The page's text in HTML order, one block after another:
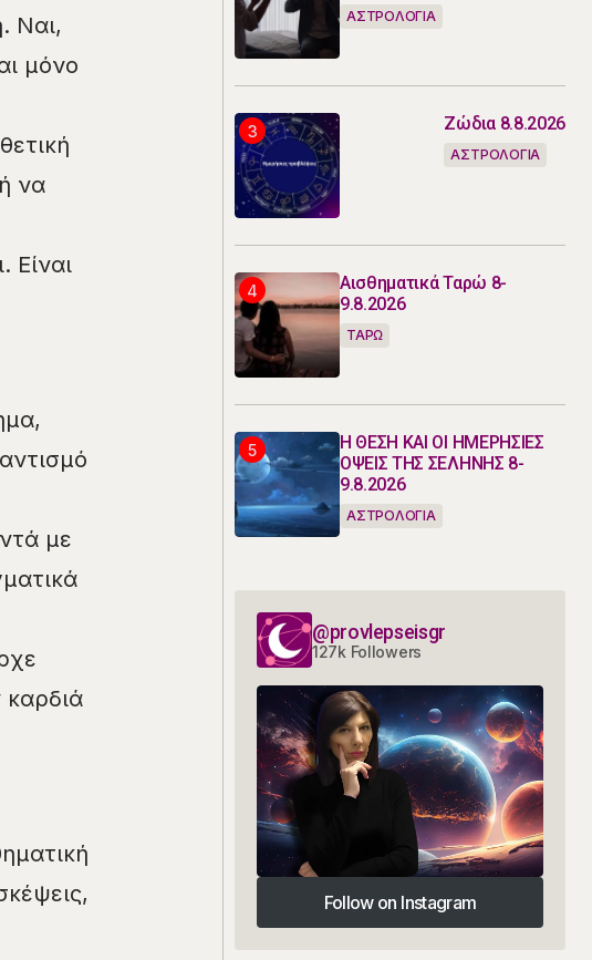
Ναι,
μόνο
να
Είναι
με
ΑΣΤΡΟΛΟΓΙΑ
Ζώδια 8.8.2026
ΑΣΤΡΟΛΟΓΙΑ
Αισθηματικά Ταρώ 8-
9.8.2026
ΤΑΡΩ
Η ΘΕΣΗ ΚΑΙ ΟΙ ΗΜΕΡΗΣΙΕΣ
ΟΨΕΙΣ ΤΗΣ ΣΕΛΗΝΗΣ 8-
9.8.2026
ΑΣΤΡΟΛΟΓΙΑ
@provlepseisgr
127k Followers
Follow on Instagram
Follow on Instagram